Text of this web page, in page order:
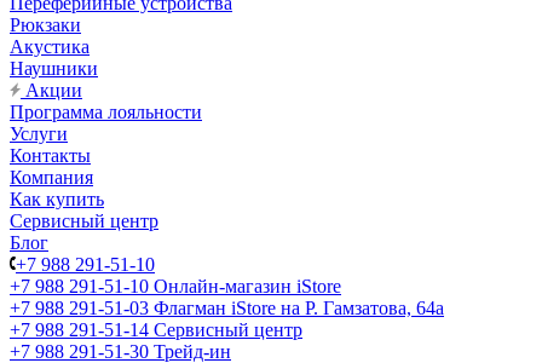
Рюкзаки
Акустика
Наушники
Акции
Программа лояльности
Услуги
Контакты
Компания
Как купить
Сервисный центр
Блог
+7 988 291-51-10
+7 988 291-51-10 Онлайн-магазин iStore
+7 988 291-51-03 Флагман iStore на Р. Гамзатова, 64а
+7 988 291-51-14 Сервисный центр
+7 988 291-51-30 Трейд-ин